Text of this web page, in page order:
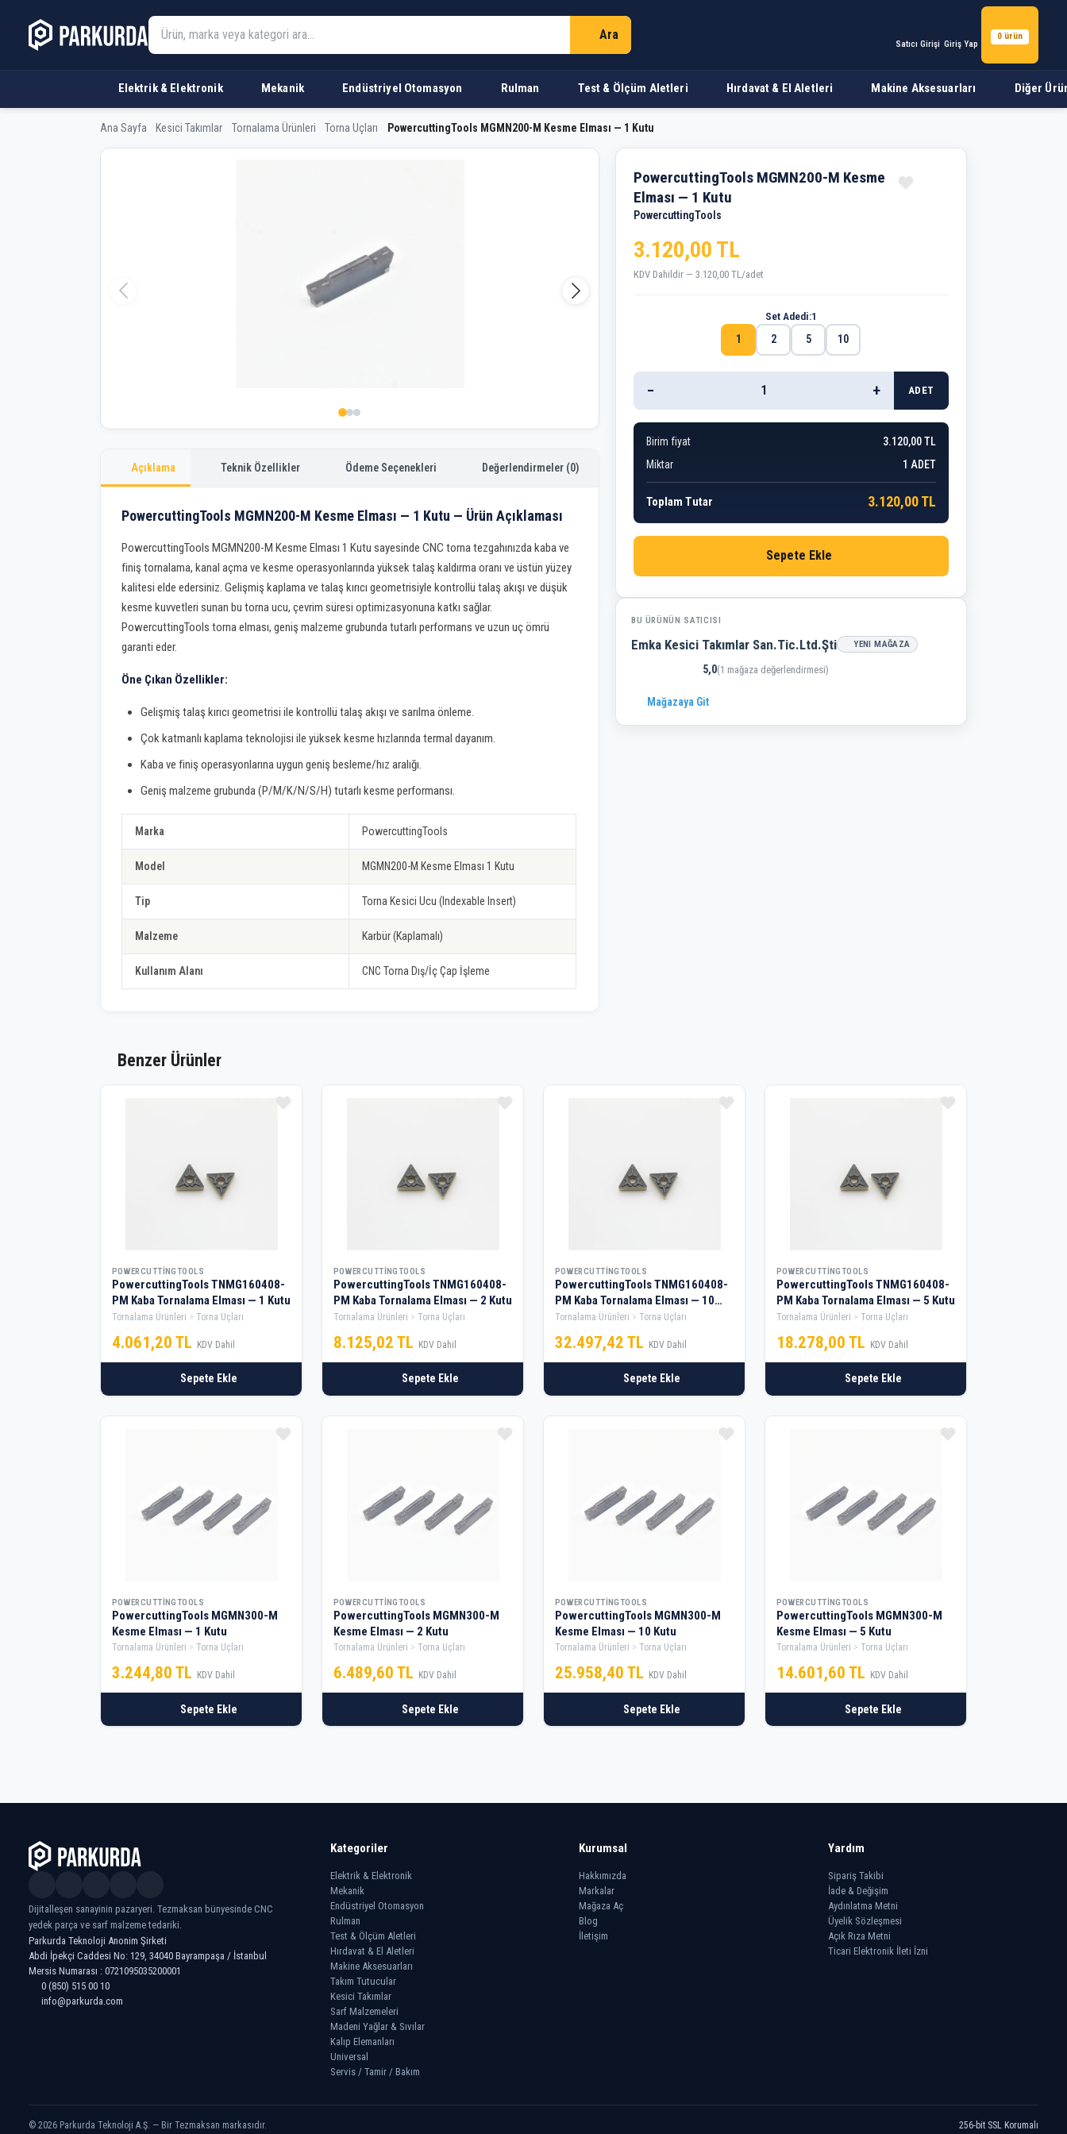
Ara
Satıcı Girişi Giriş Yap
0 ürün
Elektrik & Elektronik Mekanik Endüstriyel Otomasyon Rulman Test & Ölçüm Aletleri Hırdavat & El Aletleri Makine Aksesuarları Diğer
Ana Sayfa Kesici Takımlar Tornalama Ürünleri Torna Uçları PowercuttingTools MGMN200-M Kesme Elması — 1 Kutu
PowercuttingTools MGMN200-M Kesme Elması — 1 Kutu
Açıklama Teknik Özellikler Ödeme Seçenekleri Değerlendirmeler (0)
PowercuttingTools MGMN200-M Kesme Elması — 1 Kutu — Ürün Açıklaması
PowercuttingTools MGMN200-M Kesme Elması 1 Kutu sayesinde CNC torna tezgahınızda kaba ve
finiş tornalama, kanal açma ve kesme operasyonlarında yüksek talaş kaldırma oranı ve üstün yüzey
kalitesi elde edersiniz. Gelişmiş kaplama ve talaş kırıcı geometrisiyle kontrollü talaş akışı ve düşük
kesme kuvvetleri sunan bu torna ucu, çevrim süresi optimizasyonuna katkı sağlar.
PowercuttingTools torna elması, geniş malzeme grubunda tutarlı performans ve uzun uç ömrü
garanti eder.
Öne Çıkan Özellikler:
Gelişmiş talaş kırıcı geometrisi ile kontrollü talaş akışı ve sarılma önleme.
Çok katmanlı kaplama teknolojisi ile yüksek kesme hızlarında termal dayanım.
Kaba ve finiş operasyonlarına uygun geniş besleme/hız aralığı.
Geniş malzeme grubunda (P/M/K/N/S/H) tutarlı kesme performansı.
Marka PowercuttingTools
Model MGMN200-M Kesme Elması 1 Kutu
Tip Torna Kesici Ucu (Indexable Insert)
Malzeme Karbür (Kaplamalı)
Kullanım Alanı CNC Torna Dış/İç Çap İşleme
PowercuttingTools MGMN200-M Kesme
Elması — 1 Kutu
PowercuttingTools
3.120,00 TL
KDV Dahildir — 3.120,00 TL/adet
Set Adedi:1
1
2 5 10
− + ADET
Birim fiyat
3.120,00 TL
Miktar
1 ADET
Toplam Tutar 3.120,00 TL
Sepete Ekle
BU ÜRÜNÜN SATICISI
Emka Kesici Takımlar San.Tic.Ltd.Şti YENI MAĞAZA
5,0(1 mağaza değerlendirmesi)
Mağazaya Git
Benzer Ürünler
POWERCUTTINGTOOLS
PowercuttingTools TNMG160408-
PM Kaba Tornalama Elması — 1 Kutu
Tornalama Ürünleri Torna Uçları
4.061,20 TL KDV Dahil
Sepete Ekle
POWERCUTTINGTOOLS
PowercuttingTools TNMG160408-
PM Kaba Tornalama Elması — 2 Kutu
Tornalama Ürünleri Torna Uçları
8.125,02 TL KDV Dahil
Sepete Ekle
POWERCUTTINGTOOLS
PowercuttingTools TNMG160408-
PM Kaba Tornalama Elması — 10
Kutu
Tornalama Ürünleri Torna Uçları
32.497,42 TL KDV Dahil
Sepete Ekle
POWERCUTTINGTOOLS
PowercuttingTools TNMG160408-
PM Kaba Tornalama Elması — 5 Kutu
Tornalama Ürünleri Torna Uçları
18.278,00 TL KDV Dahil
Sepete Ekle
POWERCUTTINGTOOLS
PowercuttingTools MGMN300-M
Kesme Elması — 1 Kutu
Tornalama Ürünleri Torna Uçları
3.244,80 TL KDV Dahil
Sepete Ekle
POWERCUTTINGTOOLS
PowercuttingTools MGMN300-M
Kesme Elması — 2 Kutu
Tornalama Ürünleri Torna Uçları
6.489,60 TL KDV Dahil
Sepete Ekle
POWERCUTTINGTOOLS
PowercuttingTools MGMN300-M
Kesme Elması — 10 Kutu
Tornalama Ürünleri Torna Uçları
25.958,40 TL KDV Dahil
Sepete Ekle
POWERCUTTINGTOOLS
PowercuttingTools MGMN300-M
Kesme Elması — 5 Kutu
Tornalama Ürünleri Torna Uçları
14.601,60 TL KDV Dahil
Sepete Ekle
Dijitalleşen sanayinin pazaryeri. Tezmaksan bünyesinde CNC
yedek parça ve sarf malzeme tedariki.
Parkurda Teknoloji Anonim Şirketi
Abdi İpekçi Caddesi No: 129, 34040 Bayrampaşa / İstanbul
Mersis Numarası : 0721095035200001
0 (850) 515 00 10
info@parkurda.com
Kategoriler
Elektrik & Elektronik
Mekanik
Endüstriyel Otomasyon
Rulman
Test & Ölçüm Aletleri
Hırdavat & El Aletleri
Makine Aksesuarları
Takım Tutucular
Kesici Takımlar
Sarf Malzemeleri
Madeni Yağlar & Sıvılar
Kalıp Elemanları
Universal
Servis / Tamir / Bakım
Kurumsal
Hakkımızda
Markalar
Mağaza Aç
Blog
İletişim
Yardım
Sipariş Takibi
İade & Değişim
Aydınlatma Metni
Üyelik Sözleşmesi
Açık Rıza Metni
Ticari Elektronik İleti İzni
© 2026 Parkurda Teknoloji A.Ş. — Bir Tezmaksan markasıdır. 256-bit SSL Korumalı